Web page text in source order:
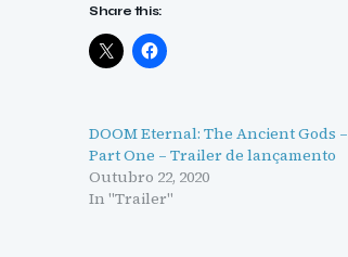
Share this:
DOOM Eternal: The Ancient Gods –
Part One – Trailer de lançamento
Outubro 22, 2020
In "Trailer"